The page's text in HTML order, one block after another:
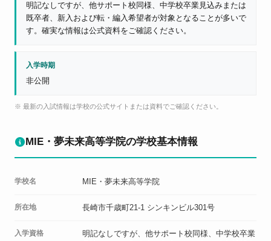
明記なしですが、他サポート校同様、中学校卒業見込みまたは
既卒者、新入および転・編入希望者が対象となることが多いで
す。確実な情報は公式資料をご確認ください。
入学時期
非公開
※ 最新の入試情報は学校の公式サイトまたは資料でご確認ください。
MIE・夢未来高等学院の学校基本情報
学校名 MIE・夢未来高等学院
所在地 長崎市千歳町21-1 シンキンビル301号
入学資格
明記なしですが、他サポート校同様、中学校卒業